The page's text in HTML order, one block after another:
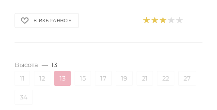
В ИЗБРАННОЕ
Высота — 13
11
12 13 15 17 19 21 22 27
34